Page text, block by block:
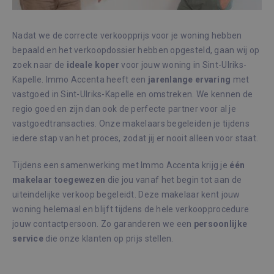
Nadat we de correcte verkoopprijs voor je woning hebben
bepaald en het verkoopdossier hebben opgesteld, gaan wij op
zoek naar de ideale koper voor jouw woning in Sint-Ulriks-
Kapelle. Immo Accenta heeft een jarenlange ervaring met
vastgoed in Sint-Ulriks-Kapelle en omstreken. We kennen de
regio goed en zijn dan ook de perfecte partner voor al je
vastgoedtransacties. Onze makelaars begeleiden je tijdens
iedere stap van het proces, zodat jij er nooit alleen voor staat.
Tijdens een samenwerking met Immo Accenta krijg je één
makelaar toegewezen die jou vanaf het begin tot aan de
uiteindelijke verkoop begeleidt. Deze makelaar kent jouw
woning helemaal en blijft tijdens de hele verkoopprocedure
jouw contactpersoon. Zo garanderen we een persoonlijke
servicedie onze klanten op prijs stellen.
zonder de strikt noodzakelijke cookies.
Domein
_GRECAPTCHA
Google LLC
www.google.com
6 maanden
CookieScriptConsent
CookieScript
1 maand
Google Privacy Policy